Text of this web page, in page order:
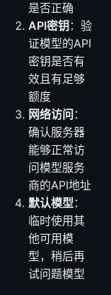
是否正确
API密钥 ：验
证模型的API
密钥是否有
效且有足够
额度
网络访问 ：
确认服务器
能够正常访
问模型服务
商的API地址
默认模型：
临时使用其
他可用模
型，稍后再
试问题模型